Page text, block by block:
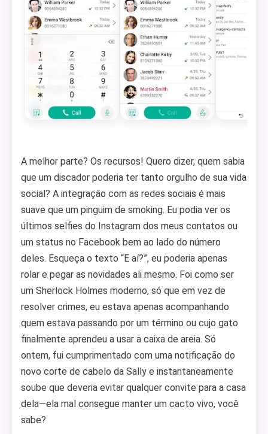
A melhor parte? Os recursos! Quero dizer, quem sabia
que um discador poderia ter tanto orgulho de sua vida
social? A integração com as redes sociais é mais
suave que um pinguim de smoking. Eu podia ver os
últimos selfies do Instagram dos meus contatos ou
um status no Facebook bem ao lado do número
deles. Esqueça o texto “E aí?”, eu poderia apenas
rolar e pegar as novidades ali mesmo. Foi como ser
um Sherlock Holmes moderno, só que em vez de
resolver crimes, eu estava apenas acompanhando
quem estava passando por um término ou cujo gato
finalmente aprendeu a usar a caixa de areia. Só
ontem, fui cumprimentado com uma notificação do
novo corte de cabelo da Sally e instantaneamente
soube que deveria evitar qualquer convite para a casa
dela—ela mal consegue manter um cacto vivo, você
sabe?